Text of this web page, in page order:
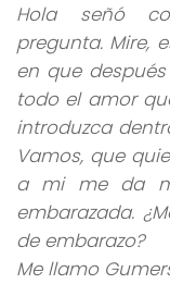
Hola señó
pregunta. Mire,
en que
todo el amor
introduzca
Vamos, que
a mi me da
embarazada.
de embarazo?
Me llamo